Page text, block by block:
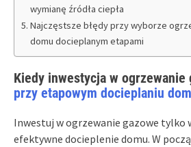
wymianę źródła ciepła
Najczęstsze błędy przy wyborze
domu docieplanym etapami
Kiedy inwestycja w ogrzewanie
przy etapowym docieplaniu
Inwestuj w ogrzewanie gazowe tylko
efektywne docieplenie domu. W